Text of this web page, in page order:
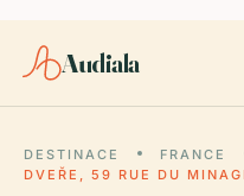
Audiala
DESTINACE FRANCE
DVEŘE, 59 RUE DU